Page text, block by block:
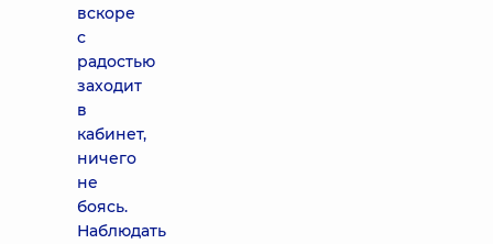
вскоре
с
радостью
заходит
в
кабинет,
ничего
не
боясь.
Наблюдать